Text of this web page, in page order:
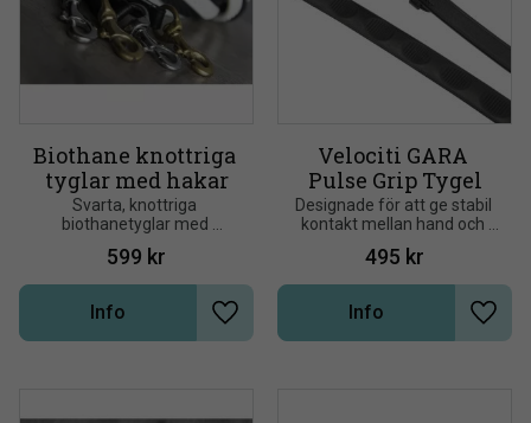
Biothane knottriga
tyglar med hakar
Svarta, knottriga
biothanetyglar med
snabbspännen eller hakar i
stål eller mässing. 245 cm.
Från Nordic Horse
599 kr
Lägg till i önskelista
Info
Velociti GARA
Pulse Grip Tygel
Designade för att ge stabil
kontakt mellan hand och
tygel och förbättrad
kommunikation med hästen
495 kr
Lägg
Info